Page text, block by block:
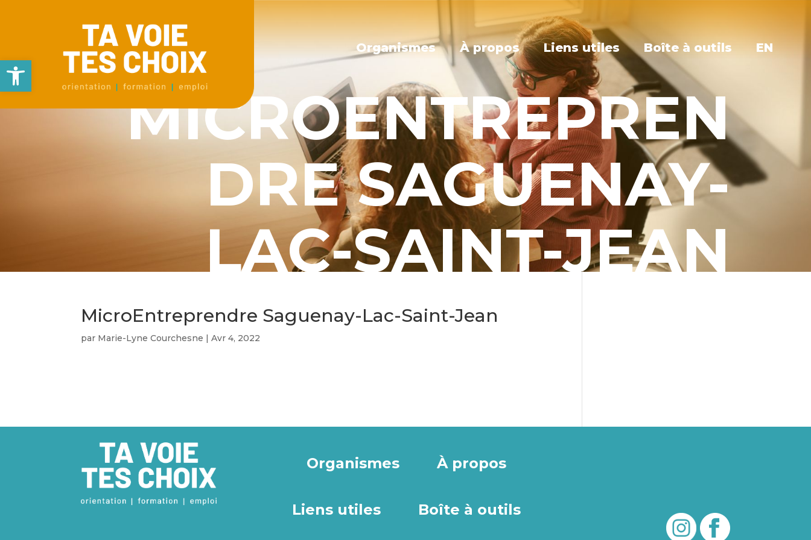
Ouvrir la barre d’outils
Organismes À propos Liens utiles Boîte à outils EN
MICROENTREPREN
DRE SAGUENAY-
LAC-SAINT-JEAN
MicroEntreprendre Saguenay-Lac-Saint-Jean
par Marie-Lyne Courchesne |Avr 4, 2022
Organismes À propos
Liens utiles Boîte à outils